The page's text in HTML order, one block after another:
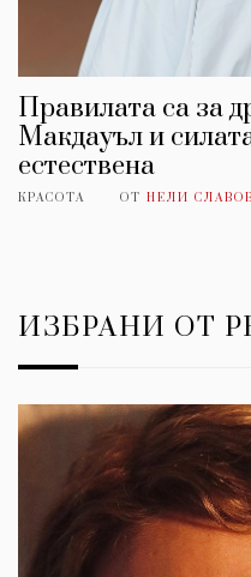
Правилата са за
Макдауъл и
естествена
КРАСОТА ОТ НЕЛИ
ИЗБРАНИ ОТ